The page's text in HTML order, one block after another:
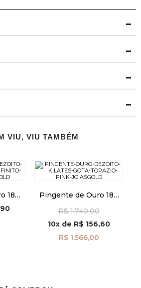
VIU, VIU TAMBÉM
18k
Pingente de Ouro 18k
pi23716
R$ 1.740,00
10xde R$ 156,60
R$ 1.566,00